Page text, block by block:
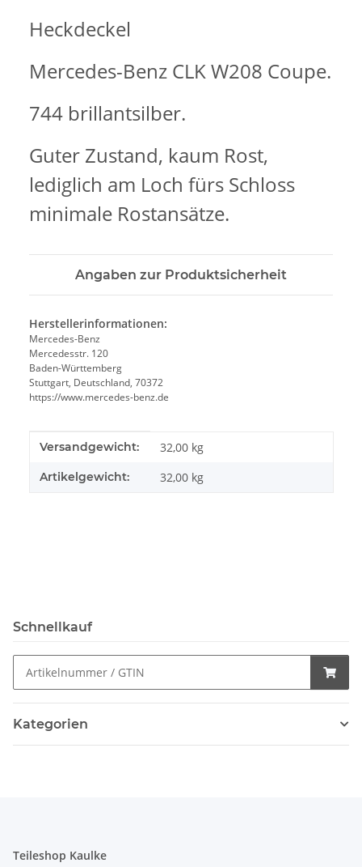
Heckdeckel
Mercedes-Benz CLK W208 Coupe.
744 brillantsilber.
Guter Zustand, kaum Rost,
lediglich am Loch fürs Schloss
minimale Rostansätze.
Angaben zur Produktsicherheit
Herstellerinformationen:
Mercedes-Benz
Mercedesstr. 120
Baden-Württemberg
Stuttgart, Deutschland, 70372
https://www.mercedes-benz.de
Produkteigenschaft
Wert
Versandgewicht: 32,00 kg
Artikelgewicht: 32,00 kg
Schnellkauf
Kategorien
Teileshop Kaulke